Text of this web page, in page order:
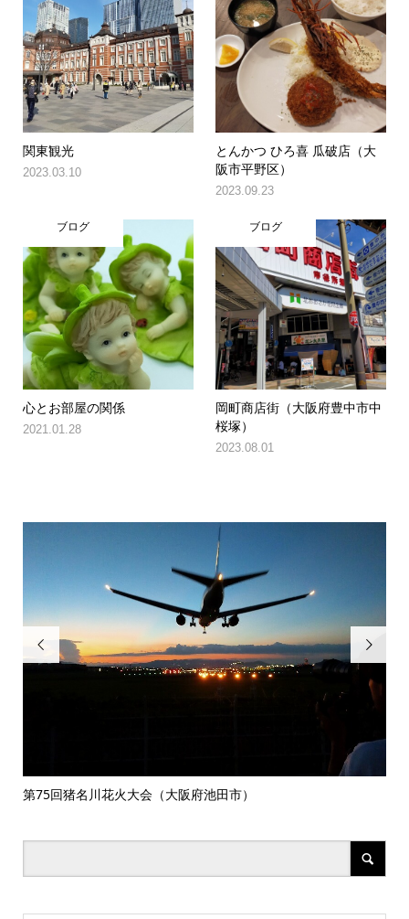
関東観光
2023.03.10
とんかつ ひろ喜 瓜破店（大
阪市平野区）
2023.09.23
ブログ
心とお部屋の関係
2021.01.28
ブログ
岡町商店街（大阪府豊中市中
桜塚）
2023.08.01

第75回猪名川花火大会（大阪府池田市）
